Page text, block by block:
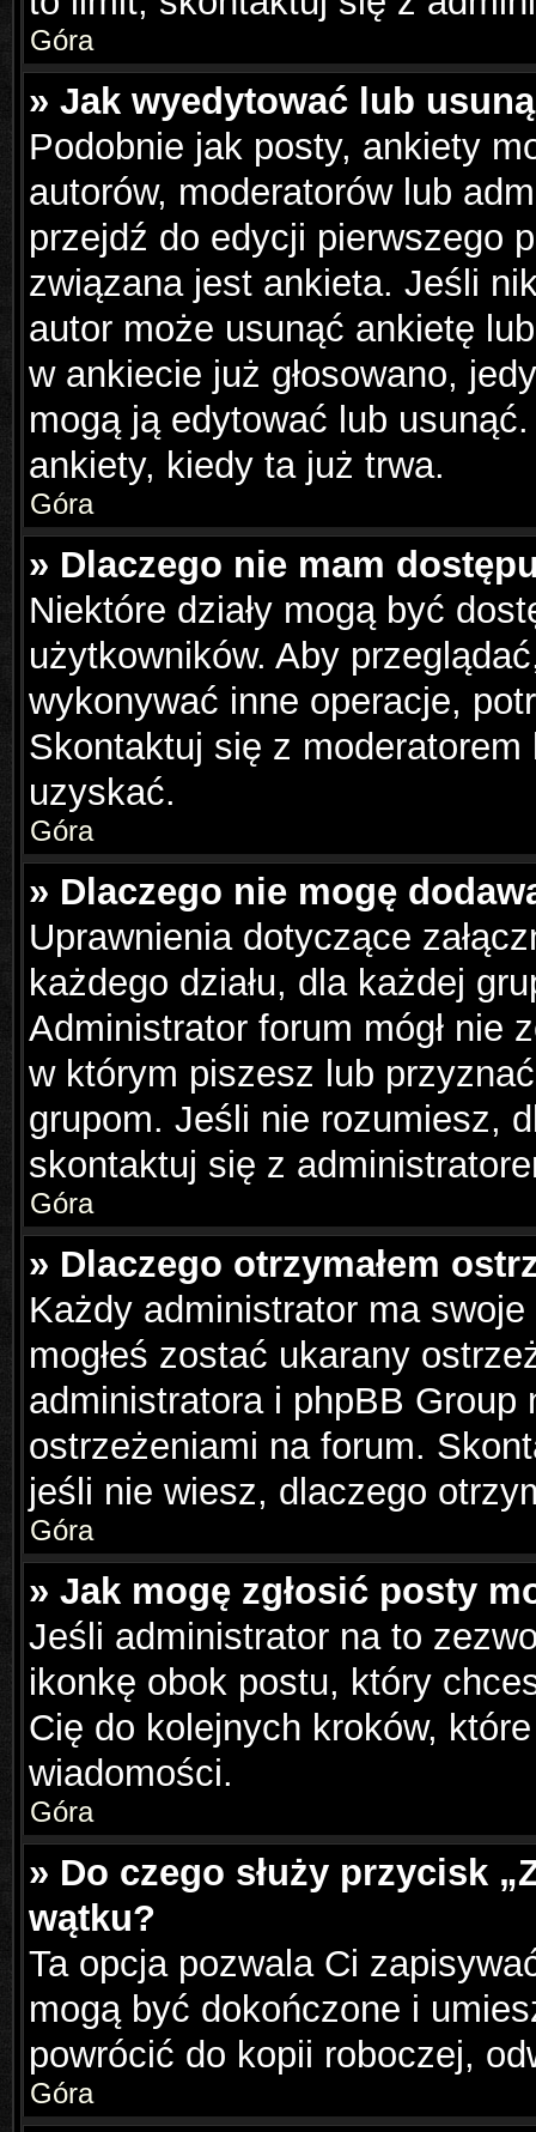
Góra
» Jak wyedytować lub
Podobnie jak posty, ankiety
autorów, moderatorów lub
przejdź do edycji pierwszego
związana jest ankieta. Jeśli
autor może usunąć ankietę
w ankiecie już głosowano,
mogą ją edytować lub
ankiety, kiedy ta już trwa.
Góra
» Dlaczego nie mam
Niektóre działy mogą być
użytkowników. Aby
wykonywać inne operacje,
Skontaktuj się z
uzyskać.
Góra
» Dlaczego nie mogę
Uprawnienia dotyczące
każdego działu, dla każdej
Administrator forum mógł nie
w którym piszesz lub
grupom. Jeśli nie rozumiesz,
skontaktuj się z
Góra
» Dlaczego otrzymałem
Każdy administrator ma
mogłeś zostać ukarany
administratora i phpBB Group
ostrzeżeniami na forum.
jeśli nie wiesz, dlaczego
Góra
» Jak mogę zgłosić posty
Jeśli administrator na to
ikonkę obok postu, który
Cię do kolejnych kroków,
wiadomości.
Góra
» Do czego służy przycisk
wątku?
Ta opcja pozwala Ci
mogą być dokończone i
powrócić do kopii roboczej,
Góra